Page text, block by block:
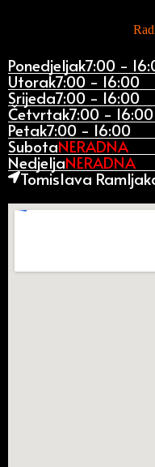
Ponedjeljak7:00 -
Utorak7:00 - 16:00
Srijeda7:00 - 16:00
Četvrtak7:00 - 16:00
Petak7:00 - 16:00
SubotaNERADNA
NedjeljaNERADNA
Tomislava